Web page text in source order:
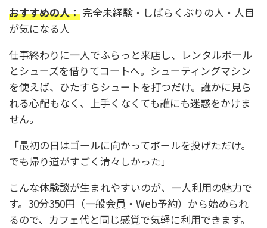
おすすめの人： 完全未経験・しばらくぶりの人・人目
が気になる人
仕事終わりに一人でふらっと来店し、レンタルボール
とシューズを借りてコートへ。シューティングマシン
を使えば、ひたすらシュートを打つだけ。誰かに見ら
れる心配もなく、上手くなくても誰にも迷惑をかけま
せん。
「最初の日はゴールに向かってボールを投げただけ。
でも帰り道がすごく清々しかった」
こんな体験談が生まれやすいのが、一人利用の魅力で
す。30分350円（一般会員・Web予約）から始められ
るので、カフェ代と同じ感覚で気軽に利用できます。